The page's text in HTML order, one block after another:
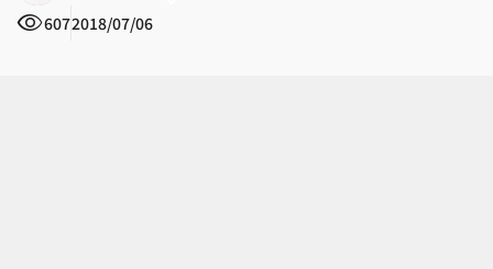
6072018/07/06